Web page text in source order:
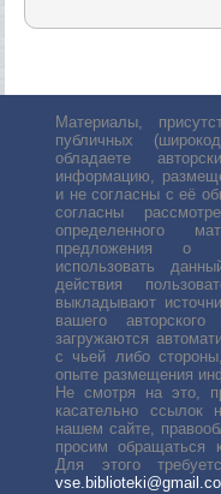
Материалы,
публичных
обладаете
информацию,
и не согласны с её
согласны
определенного
предложения о
использовать
действия
выкладывают
вашего
загружаются
с чьей либо
опыте размещения
Не смотря на это,
касательно
нашем сайте,
просим обращаться
Для этого